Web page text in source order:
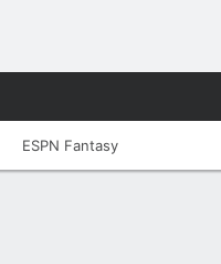
ESPN Fantasy